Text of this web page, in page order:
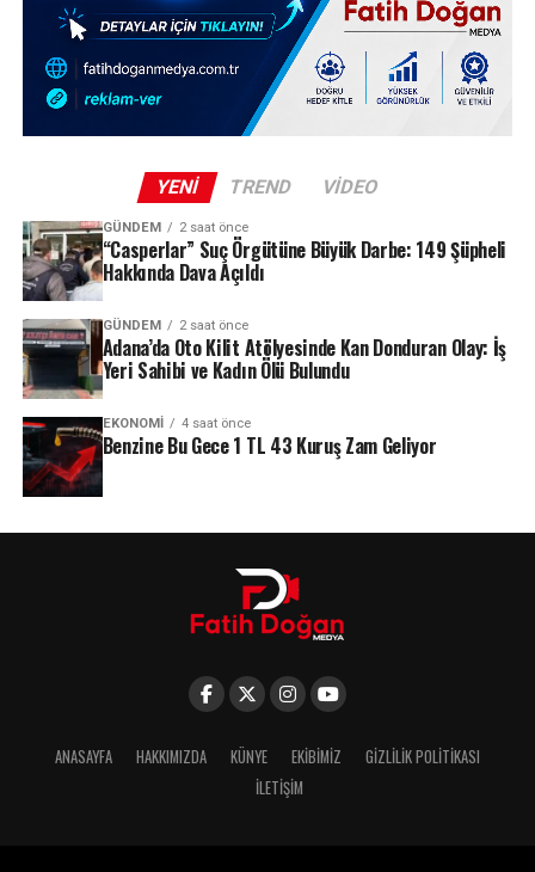
YENI TREND VIDEO
GÜNDEM 2 saat önce
“Casperlar” Suç Örgütüne Büyük Darbe: 149 Şüpheli
Hakkında Dava Açıldı
GÜNDEM 2 saat önce
Adana’da Oto Kilit Atölyesinde Kan Donduran Olay: İş
Yeri Sahibi ve Kadın Ölü Bulundu
EKONOMI 4 saat önce
Benzine Bu Gece 1 TL 43 Kuruş Zam Geliyor
ANASAYFA HAKKIMIZDA KÜNYE EKIBIMIZ
GIZLILIK POLITIKASI
İLETIŞIM